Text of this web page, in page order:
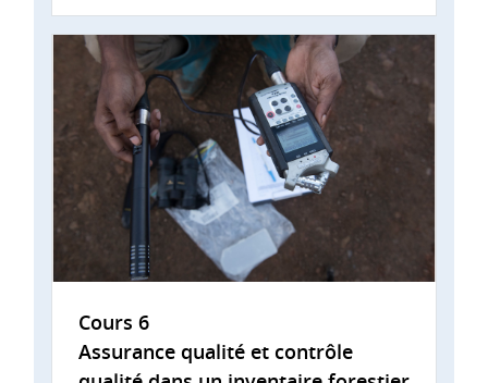
Cours 6
Assurance qualité et contrôle